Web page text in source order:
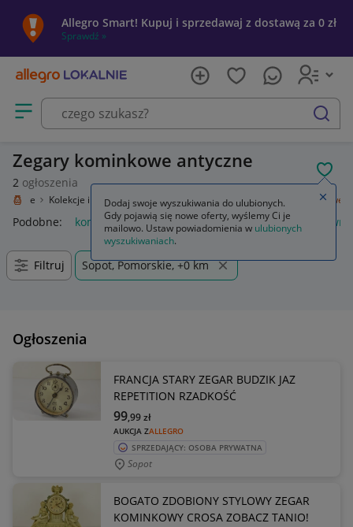
Allegro Smart! Kupuj i sprzedawaj z dostawą za 0 zł
Sprawdź »
Otwórz menu z kategoriami
szukaj
Zegary kominkowe antyczne
2 ogłoszenia
Kolekcje i sztuka Design i Antyki Zegary, zegarki Kominkowe
Podobne: kominkowe drewno kominkowe stojak na
Filtruj Sopot, Pomorskie, +0 km
Ogłoszenia
FRANCJA STARY ZEGAR BUDZIK JAZ
REPETITION RZADKOŚĆ
AUKCJA ZALLEGRO
99,99zł
SPRZEDAJĄCY: OSOBA PRYWATNA
Sopot
BOGATO ZDOBIONY STYLOWY ZEGAR
KOMINKOWY CROSA ZOBACZ TANIO!
Dodaj swoje wyszukiwania do ulubionych.
Gdy pojawią się nowe oferty, wyślemy Ci je
mailowo. Ustaw powiadomienia w ulubionych
wyszukiwaniach.